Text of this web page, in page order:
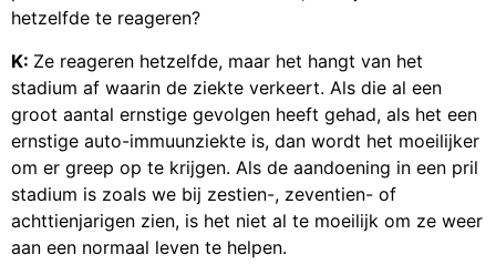
hetzelfde te reageren?
K: Ze reageren hetzelfde, maar het hangt van het
stadium af waarin de ziekte verkeert. Als die al een
groot aantal ernstige gevolgen heeft gehad, als het een
ernstige auto-immuunziekte is, dan wordt het moeilijker
om er greep op te krijgen. Als de aandoening in een pril
stadium is zoals we bij zestien-, zeventien- of
achttienjarigen zien, is het niet al te moeilijk om ze weer
aan een normaal leven te helpen.